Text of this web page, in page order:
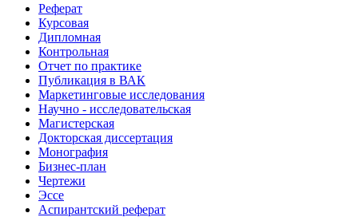
Реферат
Курсовая
Дипломная
Контрольная
Отчет по практике
Публикация в ВАК
Маркетинговые исследования
Научно - исследовательская
Магистерская
Докторская диссертация
Монография
Бизнес-план
Чертежи
Эссе
Аспирантский реферат